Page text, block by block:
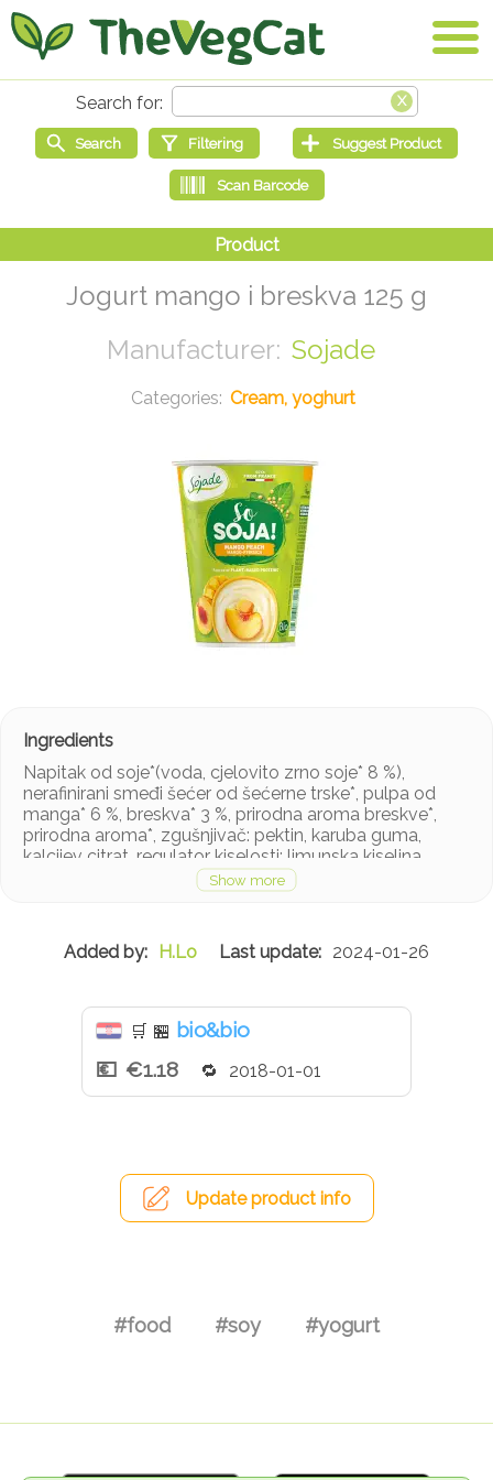
Jogurt mango i breskva 125 g
Sojade
Cream, yoghurt
Napitak od soje*(voda, cjelovito zrno soje* 8 %),
nerafinirani smeđi šećer od šećerne trske*, pulpa od
manga* 6 %, breskva* 3 %, prirodna aroma breskve*,
prirodna aroma*, zgušnjivač: pektin, karuba guma,
kalcijev citrat, regulator kiselosti: limunska kiselina,
izvorne probiotičke kulture Bifidus i Acidophilus.
H.Lo 2024-01-26
🛒 🏪 bio&bio
€1.18
2018-01-01
Update product info
#food #soy #yogurt